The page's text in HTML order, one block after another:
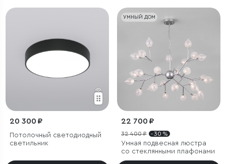
20 300 ₽
Потолочный светодиодный
светильник
УМНЫЙ ДОМ
22 700 ₽
32 400 ₽ - 30 %
Умная подвесная люстра
со стеклянными плафонами